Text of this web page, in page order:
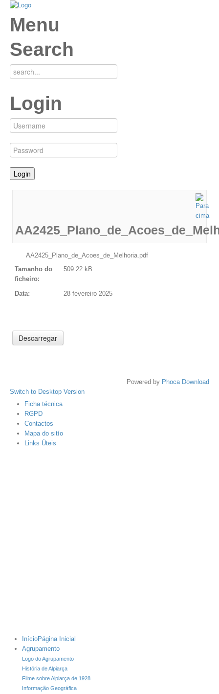
Menu
Search
Login
AA2425_Plano_de_Acoes_de_Melhoria.pdf
Tamanho do
ficheiro:
509.22 kB
Data: 28 fevereiro 2025
Powered by Phoca Download
Switch to Desktop Version
Ficha técnica
RGPD
Contactos
Mapa do sitío
Links Úteis
InícioPágina Inicial
Agrupamento
Logo do Agrupamento
História de Alpiarça
Filme sobre Alpiarça de 1928
Informação Geográfica